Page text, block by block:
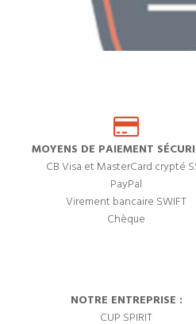
MOYENS DE PAIEMENT
CB Visa et MasterCard crypté
PayPal
Virement bancaire SWIFT
Chèque
NOTRE ENTREPRISE :
CUP SPIRIT